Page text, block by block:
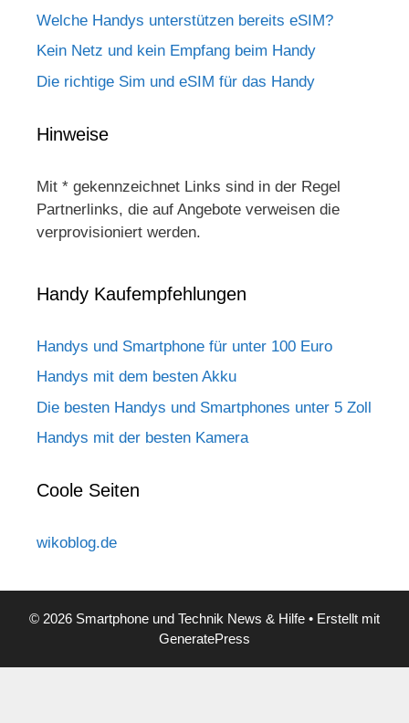
Welche Handys unterstützen bereits eSIM?
Kein Netz und kein Empfang beim Handy
Die richtige Sim und eSIM für das Handy
Hinweise
Mit * gekennzeichnet Links sind in der Regel
Partnerlinks, die auf Angebote verweisen die
verprovisioniert werden.
Handy Kaufempfehlungen
Handys und Smartphone für unter 100 Euro
Handys mit dem besten Akku
Die besten Handys und Smartphones unter 5 Zoll
Handys mit der besten Kamera
Coole Seiten
wikoblog.de
© 2026 Smartphone und Technik News & Hilfe • Erstellt mit
GeneratePress